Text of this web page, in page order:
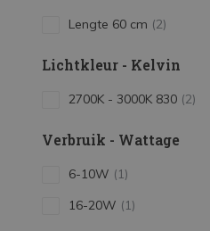
Lengte 60 cm (2)
Lichtkleur - Kelvin
2700K - 3000K 830 (2)
Verbruik - Wattage
6-10W (1)
16-20W (1)